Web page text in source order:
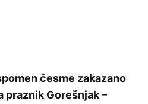
česme zakazano
praznik Gorešnjak –